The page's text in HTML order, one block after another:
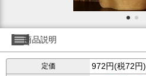
商品説明
定価 972円(税72円)